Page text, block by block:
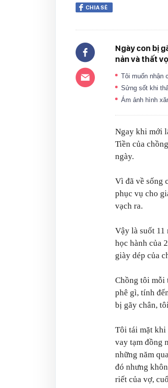
CHIA SẺ
Ngày con bị
nản và thất
Tôi muốn nhận
Sửng sốt khi
Ám ảnh hình
Ngay khi mới
Tiền của
ngày.
Vì đã về sống
phục vụ cho
vạch ra.
Vậy là suốt 11
học hành của
giày dép của
Chồng tôi mỗi
phê gì, tính
bị gãy chân,
Tôi tái mặt khi
vay tạm đồng
những năm
đó nhưng
riết của vợ,